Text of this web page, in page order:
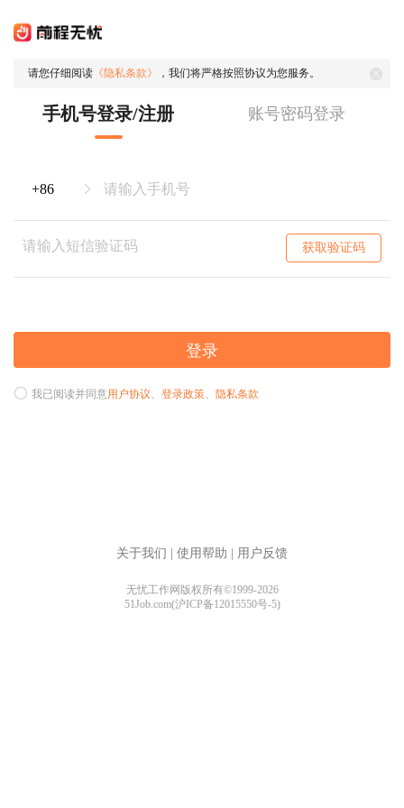
请您仔细阅读 《隐私条款》 ，我们将严格按照协议为您服务。
手机号登录/注册 账号密码登录
获取验证码
登录
我已阅读并同意用户协议、 登录政策、 隐私条款
关于我们 使用帮助 用户反馈
无忧工作网版权所有©1999-2026
51Job.com(沪ICP备12015550号-5)